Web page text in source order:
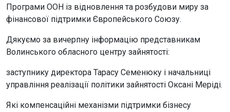
Програми ООН із відновлення та розбудови миру за
фінансової підтримки Європейського Союзу.
Дякуємо за вичерпну інформацію представникам
Волинського обласного центру зайнятості:
заступнику директора Тарасу Семенюку і начальниці
управління реалізації політики зайнятості Оксані Меріді.
Які компенсаційні механізми підтримки бізнесу